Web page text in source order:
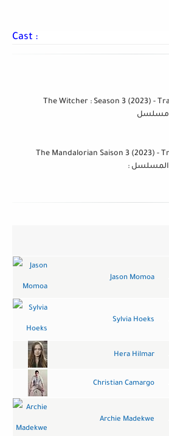
Cast :
The Witcher : Season 3 (2023) -
مسلسل
The Mandalorian Saison 3 (2023) -
المسلسل
Jason Momoa
Sylvia Hoeks
Hera Hilmar
Christian Camargo
Archie Madekwe